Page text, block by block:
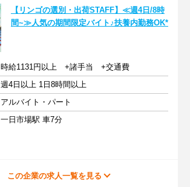
【リンゴの選別・出荷STAFF】≪週4日/8時
間~≫人気の期間限定バイト♪扶養内勤務OK*
時給1131円以上 +諸手当 +交通費
週4日以上 1日8時間以上
アルバイト・パート
一日市場駅 車7分
この企業の求人一覧を見る